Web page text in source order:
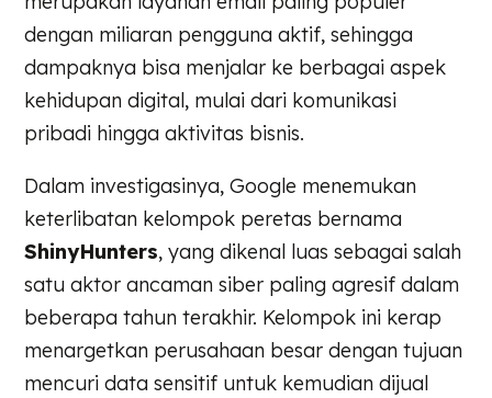
dengan miliaran pengguna aktif, sehingga
dampaknya bisa menjalar ke berbagai aspek
kehidupan digital, mulai dari komunikasi
pribadi hingga aktivitas bisnis.
Dalam investigasinya, Google menemukan
keterlibatan kelompok peretas bernama
ShinyHunters, yang dikenal luas sebagai salah
satu aktor ancaman siber paling agresif dalam
beberapa tahun terakhir. Kelompok ini kerap
menargetkan perusahaan besar dengan tujuan
mencuri data sensitif untuk kemudian dijual